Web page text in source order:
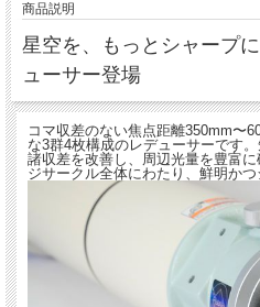
商品説明
星空を、もっとシャープ
ューサー登場
コマ収差のない焦点距離350mm〜
な3群4枚構成のレデューサーです
諸収差を改善し、周辺光量を豊富
ジサークル全体にわたり、鮮明かつ